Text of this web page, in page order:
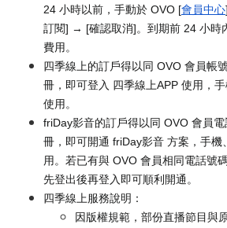
24 小時以前，手動於 OVO [會員中心
訂閱] → [確認取消]。到期前 24 小時
費用。
四季線上的訂戶得以同 OVO 會員帳
冊，即可登入 四季線上APP 使用，
使用。
friDay影音的訂戶得以同 OVO 會員電
冊，即可開通 friDay影音 方案，手機
用。若已有與 OVO 會員相同電話號
先登出後再登入即可順利開通。
四季線上服務說明：
因版權規範，部份直播節目與